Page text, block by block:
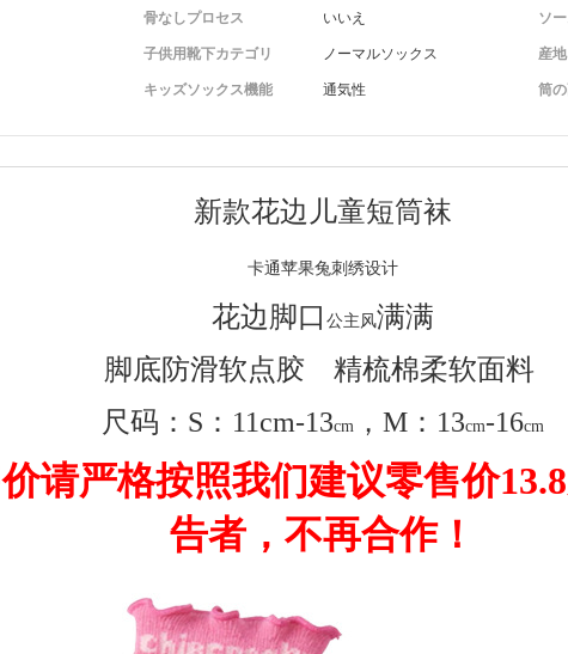
骨なしプロセス いいえ ソ
子供用靴下カテゴリ ノーマルソックス 産地
キッズソックス機能 通気性 筒
新款花边儿童短筒袜
卡通苹果兔刺绣设计
花边脚口 公主风满满
脚底防滑软点胶 精梳棉柔软面料
尺码：S：11cm-13cm ，M：13cm-16cm
请严格按照我们建议零售价
告者，不再合作！